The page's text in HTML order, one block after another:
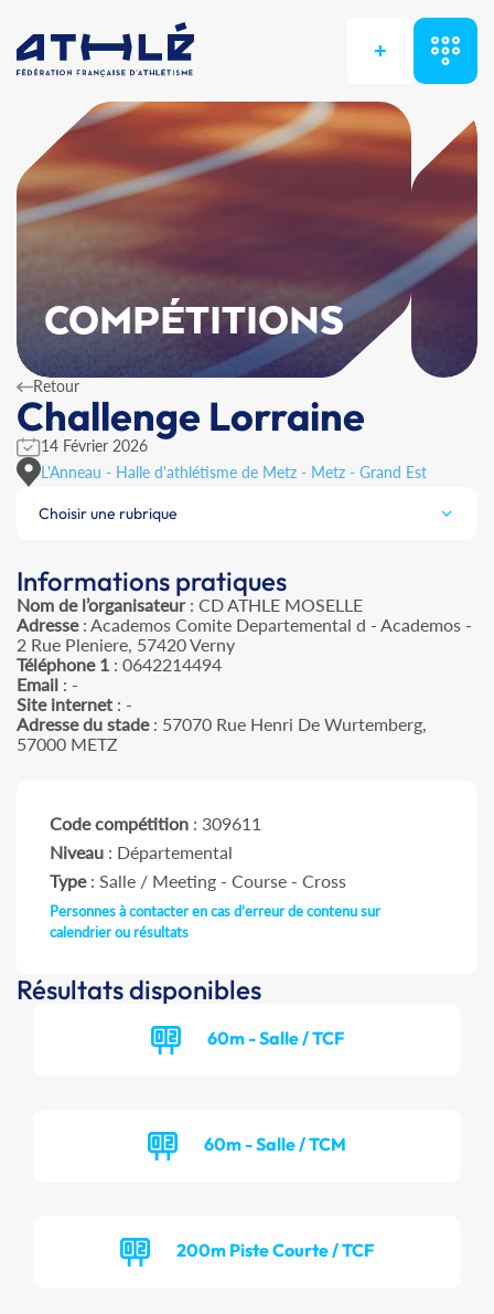
+
COMPÉTITIONS
Retour
Challenge Lorraine
14 Février 2026
L'Anneau - Halle d'athlétisme de Metz - Metz - Grand Est
Choisir une rubrique
Informations pratiques
Nom de l’organisateur: CD ATHLE MOSELLE
Adresse: Academos Comite Departemental d - Academos -
2 Rue Pleniere, 57420 Verny
Téléphone 1 : 0642214494
Email : -
Site internet : -
Adresse du stade: 57070 Rue Henri De Wurtemberg,
57000 METZ
Code compétition : 309611
Niveau : Départemental
Type: Salle / Meeting - Course - Cross
Personnes à contacter en cas d'erreur de contenu sur
calendrier ou résultats
Résultats disponibles
60m - Salle / TCF
60m - Salle / TCM
200m Piste Courte / TCF